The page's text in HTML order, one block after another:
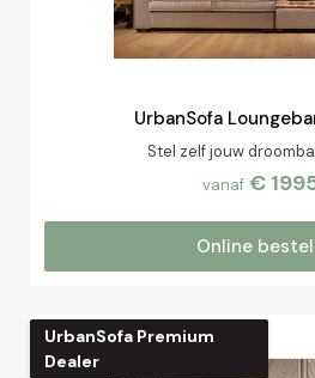
UrbanSofa
Stel zelf jouw
vanaf €
Online
UrbanSofa Premium
Dealer